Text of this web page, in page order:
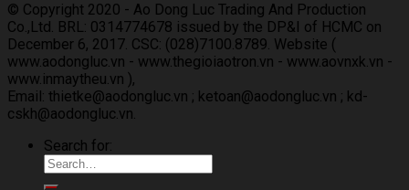
© Copyright 2020 - Ao Dong Luc Trading And Production
Co.,Ltd. BRL: 0314774678 issued by the DP&I of HCMC on
December 6, 2017. CSC: (028)7100.8789. Website (
www.aodongluc.vn - www.thegioiaotron.vn - www.aovnxk.vn -
www.inmaytheu.vn ),
Email: thietke@aodongluc.vn ; ketoan@aodongluc.vn ; kd-
cskh@aodongluc.vn.
Search for: